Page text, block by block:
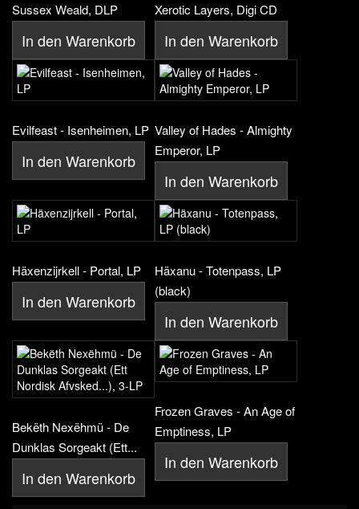
Sussex Weald, DLP
In den Warenkorb
Xerotic Layers, Digi CD
In den Warenkorb
Evilfeast - Isenheimen, LP
In den Warenkorb
Valley of Hades - Almighty
Emperor, LP
In den Warenkorb
Häxenzijrkell - Portal, LP
In den Warenkorb
Häxanu - Totenpass, LP
(black)
In den Warenkorb
Bekëth Nexëhmü - De
Dunklas Sorgeakt (Ett...
In den Warenkorb
Frozen Graves - An Age of
Emptiness, LP
In den Warenkorb